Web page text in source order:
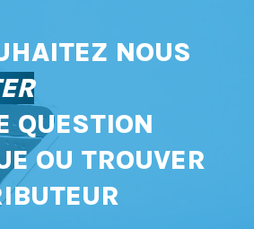
NOUS
QUESTION
OU TROUVER